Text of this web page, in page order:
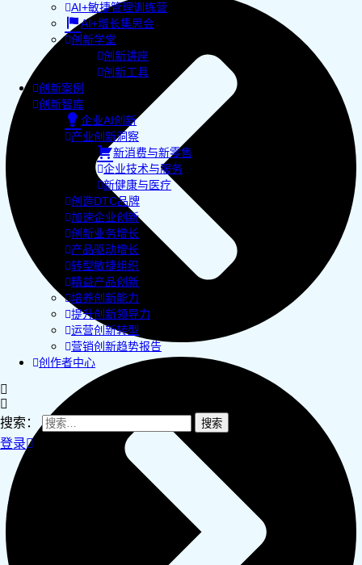
AI+敏捷管理训练营
AI+增长集思会
创新学堂
创新讲座
创新工具
创新案例
创新智库
企业AI创新
产业创新洞察
新消费与新零售
企业技术与服务
新健康与医疗
创造DTC品牌
加速企业创新
创新业务增长
产品驱动增长
转型敏捷组织
精益产品创新
培养创新能力
提升创新领导力
运营创新转型
营销创新趋势报告
创作者中心
搜索：
登录